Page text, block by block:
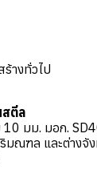
ร้างทั่วไป
สตีล
10 มม. มอก.
มณฑล และต่างจั